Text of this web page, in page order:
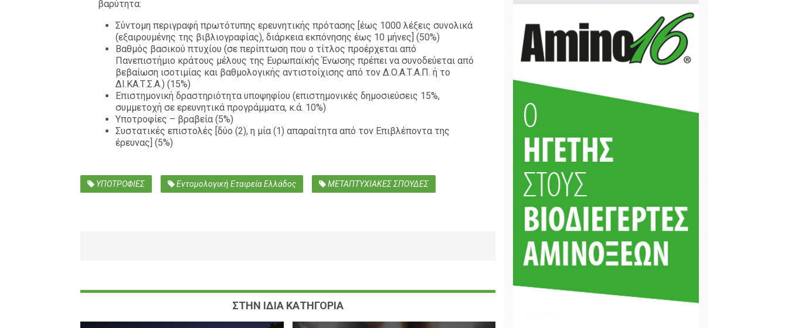
βαρύτητα:
Σύντομη περιγραφή πρωτότυπης ερευνητικής πρότασης [έως 1000 λέξεις συνολικά
(εξαιρουμένης της βιβλιογραφίας), διάρκεια εκπόνησης έως 10 μήνες] (50%)
Βαθμός βασικού πτυχίου (σε περίπτωση που ο τίτλος προέρχεται από
Πανεπιστήμιο κράτους μέλους της Ευρωπαϊκής Ένωσης πρέπει να συνοδεύεται από
βεβαίωση ισοτιμίας και βαθμολογικής αντιστοίχισης από τον Δ.Ο.Α.Τ.Α.Π. ή το
ΔΙ.ΚΑ.Τ.Σ.Α.) (15%)
Επιστημονική δραστηριότητα υποψηφίου (επιστημονικές δημοσιεύσεις 15%,
συμμετοχή σε ερευνητικά προγράμματα, κ.ά. 10%)
Υποτροφίες – βραβεία (5%)
Συστατικές επιστολές [δύο (2), η μία (1) απαραίτητα από τον Επιβλέποντα της
έρευνας] (5%)
ΥΠΟΤΡΟΦΙΕΣ Εντομολογική Εταιρεία Ελλάδος ΜΕΤΑΠΤΥΧΙΑΚΕΣ ΣΠΟΥΔΕΣ
ΣΤΗΝ ΙΔΙΑ ΚΑΤΗΓΟΡΙΑ